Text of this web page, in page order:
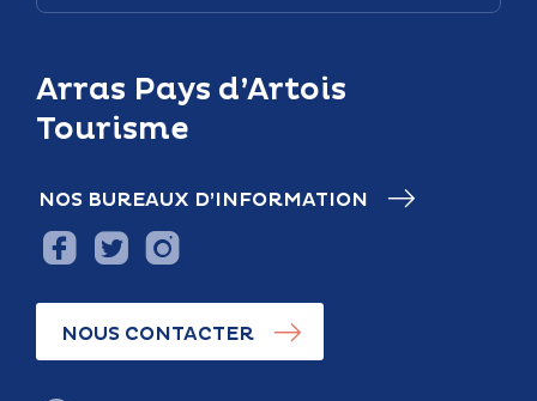
Arras Pays d’Artois
Tourisme
NOS BUREAUX D’INFORMATION
NOUS CONTACTER